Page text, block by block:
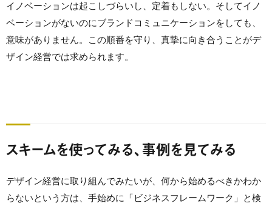
イノベーションは起こしづらいし、定着もしない。そしてイノ
ベーションがないのにブランドコミュニケーションをしても、
意味がありません。この順番を守り、真摯に向き合うことがデ
ザイン経営では求められます。
スキームを使ってみる、事例を見てみる
デザイン経営に取り組んでみたいが、何から始めるべきかわか
らないという方は、手始めに「ビジネスフレームワーク」と検